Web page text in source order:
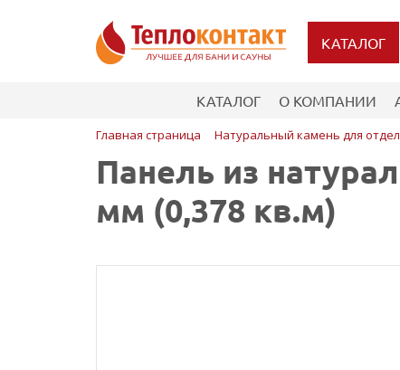
КАТАЛОГ
КАТАЛОГ О КОМПАНИИ
Главная страница Натуральный камень для
Панель из
мм (0,378 кв.м)